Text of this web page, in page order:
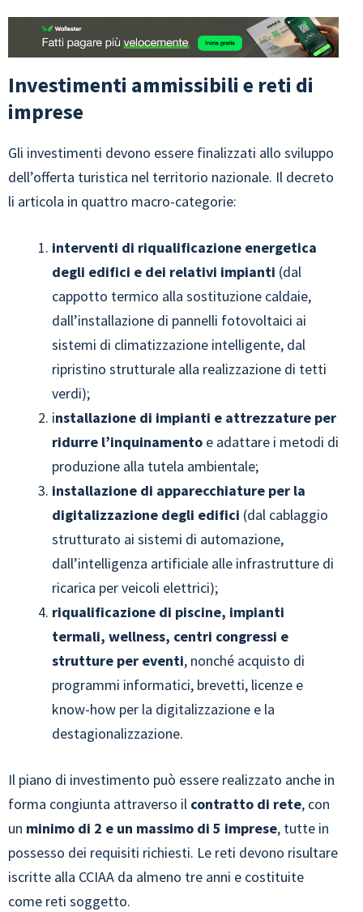
Investimenti ammissibili e reti di
imprese
Gli investimenti devono essere finalizzati allo sviluppo
dell’offerta turistica nel territorio nazionale. Il decreto
li articola in quattro macro-categorie:
interventi di riqualificazione energetica
degli edifici e dei relativi impianti (dal
cappotto termico alla sostituzione caldaie,
dall’installazione di pannelli fotovoltaici ai
sistemi di climatizzazione intelligente, dal
ripristino strutturale alla realizzazione di tetti
verdi);
installazione di impianti e attrezzature per
ridurre l’inquinamento e adattare i metodi di
produzione alla tutela ambientale;
installazione di apparecchiature per la
digitalizzazione degli edifici (dal cablaggio
strutturato ai sistemi di automazione,
dall’intelligenza artificiale alle infrastrutture di
ricarica per veicoli elettrici);
riqualificazione di piscine, impianti
termali, wellness, centri congressi e
strutture per eventi, nonché acquisto di
programmi informatici, brevetti, licenze e
know-how per la digitalizzazione e la
destagionalizzazione.
Il piano di investimento può essere realizzato anche in
forma congiunta attraverso il contratto di rete, con
un minimo di 2 e un massimo di 5 imprese, tutte in
possesso dei requisiti richiesti. Le reti devono risultare
iscritte alla CCIAA da almeno tre anni e costituite
come reti soggetto.